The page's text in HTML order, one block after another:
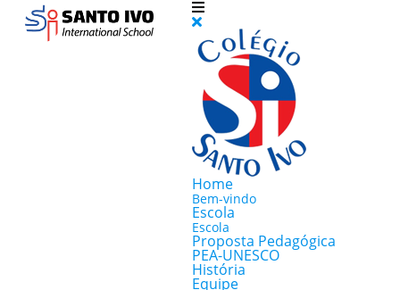
Home
Bem-vindo
Escola
Escola
Proposta Pedagógica
PEA-UNESCO
História
Equipe